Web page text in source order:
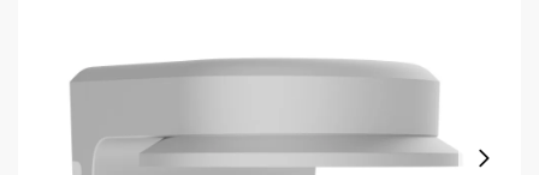
Alarm